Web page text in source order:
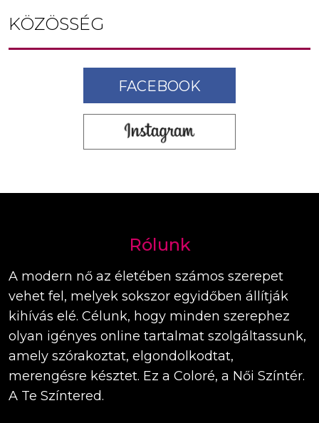
KÖZÖSSÉG
FACEBOOK
Rólunk
A modern nő az életében számos szerepet
vehet fel, melyek sokszor egyidőben állítják
kihívás elé. Célunk, hogy minden szerephez
olyan igényes online tartalmat szolgáltassunk,
amely szórakoztat, elgondolkodtat,
merengésre késztet. Ez a Coloré, a Női Színtér.
A Te Színtered.